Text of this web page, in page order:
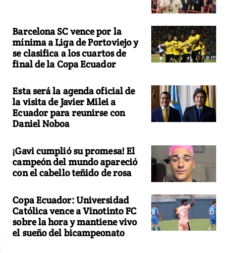
Barcelona SC vence por la
mínima a Liga de Portoviejo y
se clasifica a los cuartos de
final de la Copa Ecuador
Esta será la agenda oficial de
la visita de Javier Milei a
Ecuador para reunirse con
Daniel Noboa
¡Gavi cumplió su promesa! El
campeón del mundo apareció
con el cabello teñido de rosa
Copa Ecuador: Universidad
Católica vence a Vinotinto FC
sobre la hora y mantiene vivo
el sueño del bicampeonato